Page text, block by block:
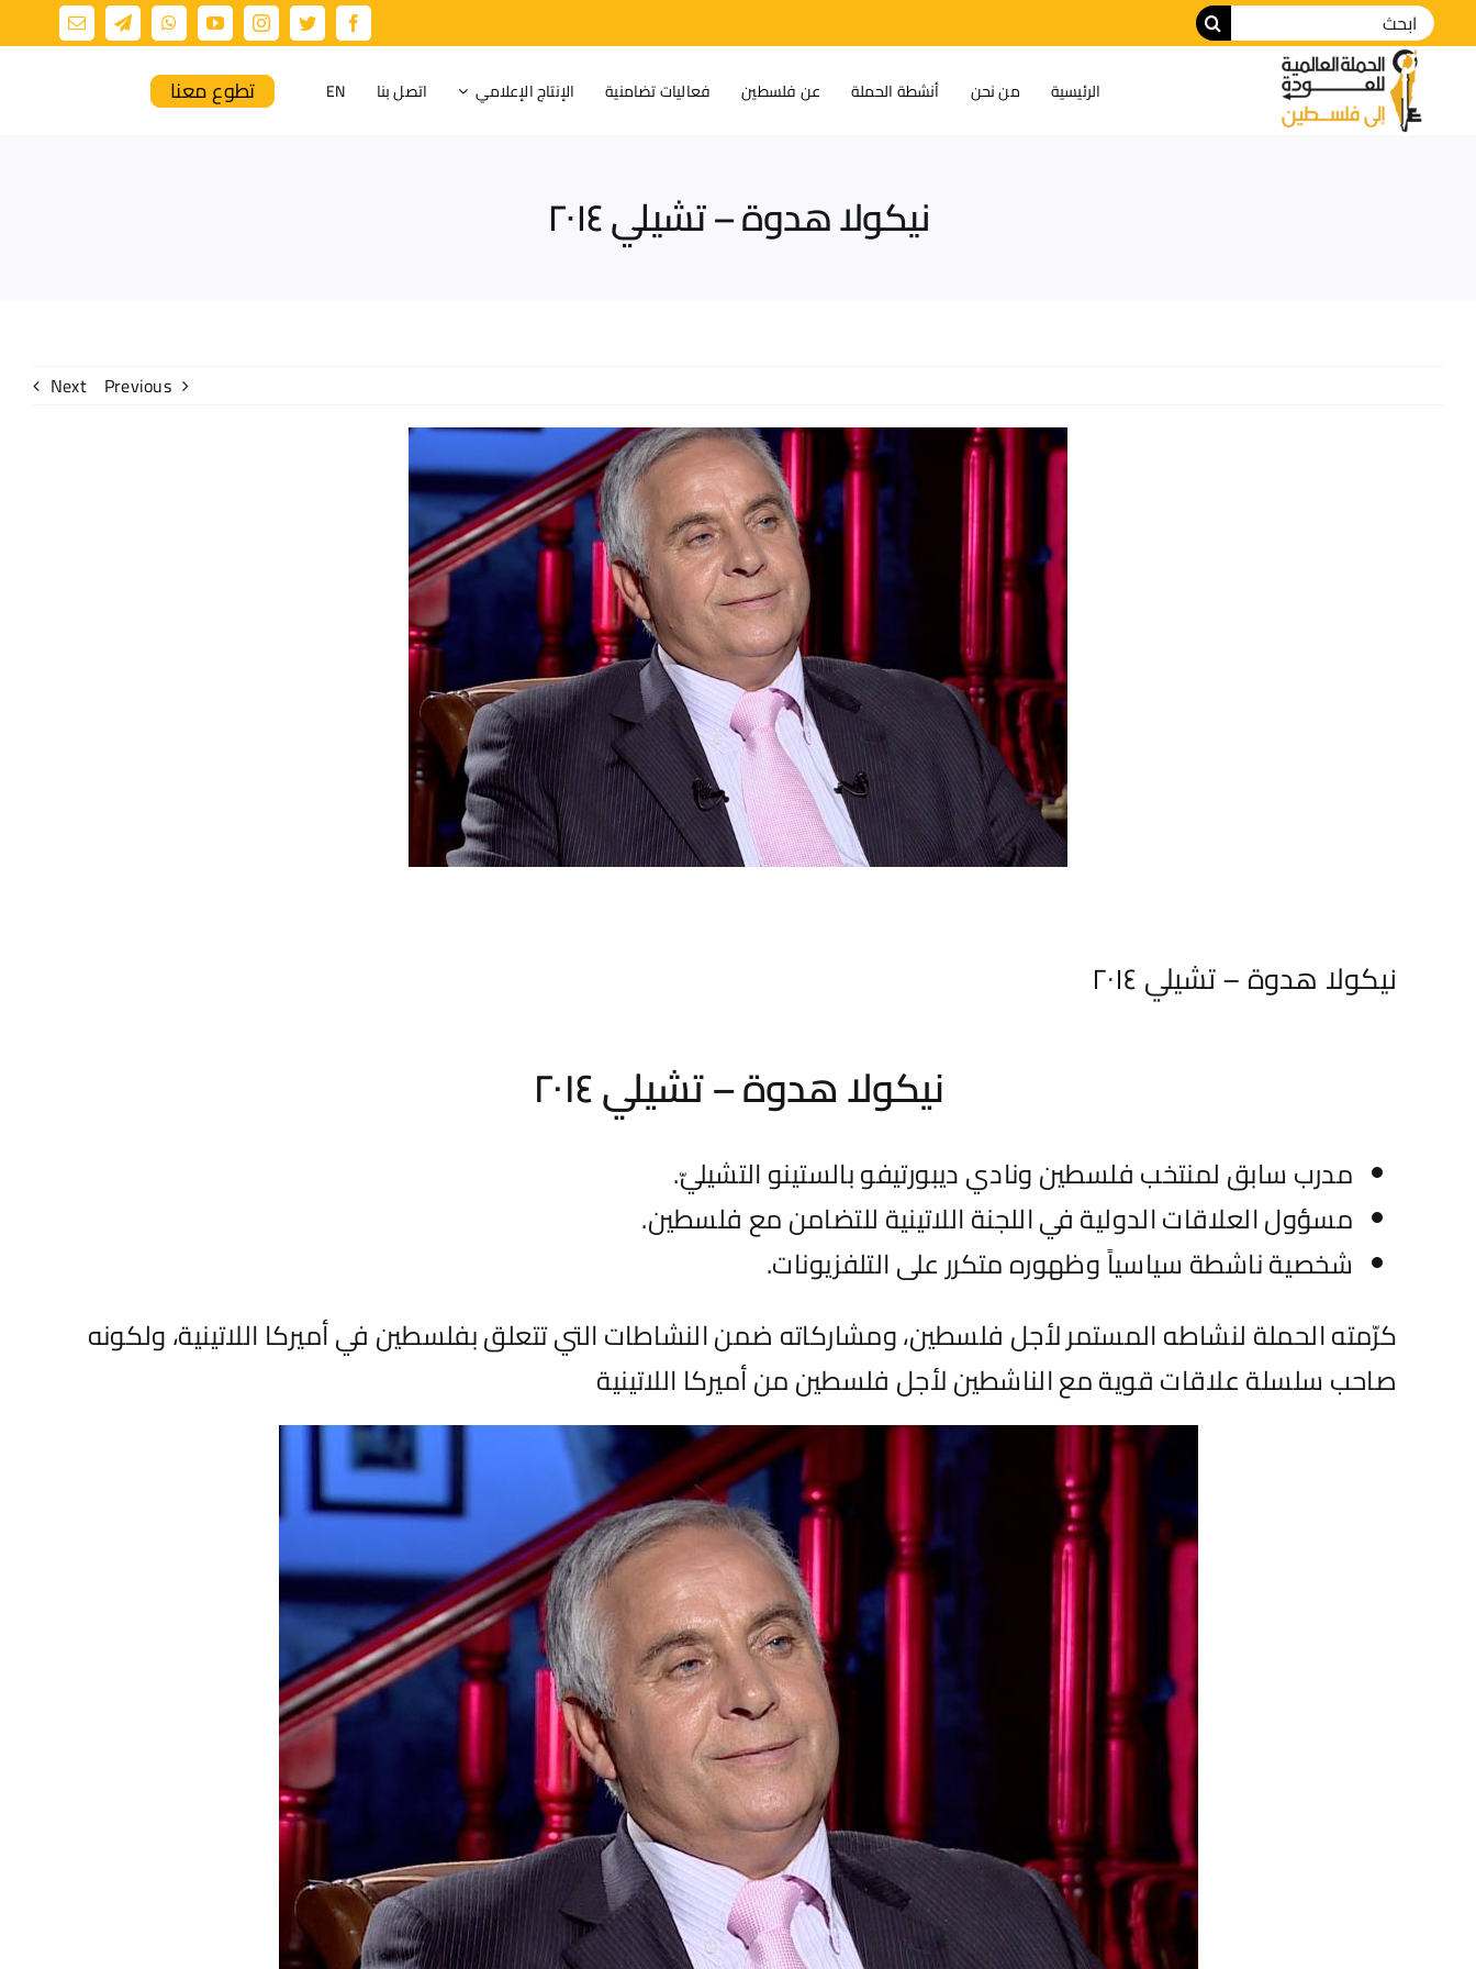
الرئيسية من نحن أنشطة الحملة عن فلسطين فعاليات تضامنية الإنتاج الإعلامي اتصل بنا EN تطوع معنا
نيكولا هدوة – تشيلي ٢٠١٤
Previous
Next
نيكولا هدوة – تشيلي ٢٠١٤
نيكولا هدوة – تشيلي ٢٠١٤
مدرب سابق لمنتخب فلسطين ونادي ديبورتيفو بالستينو التشيليّ.
مسؤول العلاقات الدولية في اللجنة اللاتينية للتضامن مع فلسطين.
شخصية ناشطة سياسياً وظهوره متكرر على التلفزيونات.
كرّمته الحملة لنشاطه المستمر لأجل فلسطين، ومشاركاته ضمن النشاطات التي تتعلق بفلسطين في أميركا اللاتينية، ولكونه
صاحب سلسلة علاقات قوية مع الناشطين لأجل فلسطين من أميركا اللاتينية